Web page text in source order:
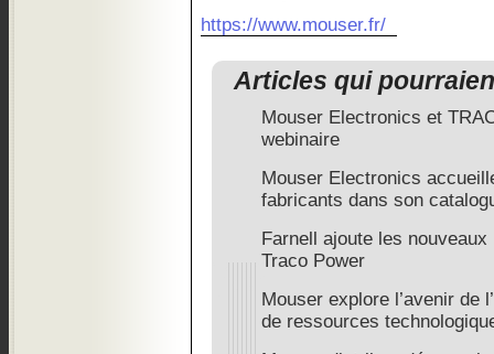
https://www.mouser.fr/
Articles qui
Mouser Electronics et
webinaire
Mouser Electronics
fabricants dans son
Farnell ajoute les nouveaux
Traco Power
Mouser explore l’avenir de
de ressources